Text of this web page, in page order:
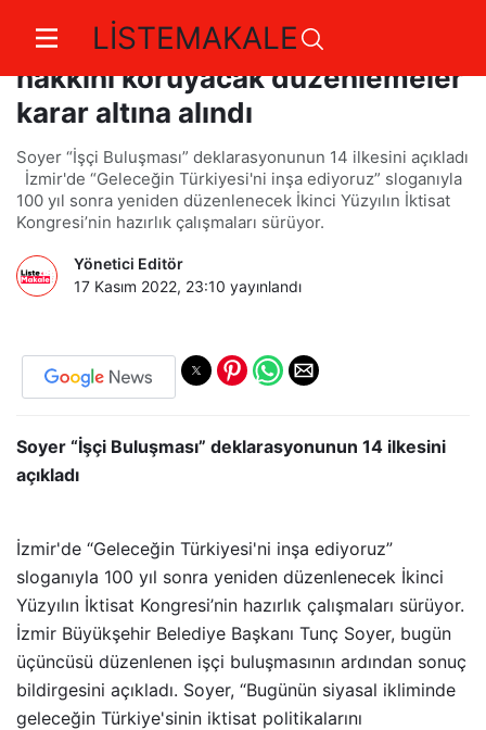
LİSTEMAKALE
Tunç Soyer: Emeğin, işçinin
hakkını koruyacak düzenlemeler
karar altına alındı
Soyer “İşçi Buluşması” deklarasyonunun 14 ilkesini açıkladı
İzmir'de “Geleceğin Türkiyesi'ni inşa ediyoruz” sloganıyla
100 yıl sonra yeniden düzenlenecek İkinci Yüzyılın İktisat
Kongresi’nin hazırlık çalışmaları sürüyor.
Yönetici Editör
17 Kasım 2022, 23:10 yayınlandı
Soyer “İşçi Buluşması” deklarasyonunun 14 ilkesini
açıkladı
İzmir'de “Geleceğin Türkiyesi'ni inşa ediyoruz”
sloganıyla 100 yıl sonra yeniden düzenlenecek İkinci
Yüzyılın İktisat Kongresi’nin hazırlık çalışmaları sürüyor.
İzmir Büyükşehir Belediye Başkanı Tunç Soyer, bugün
üçüncüsü düzenlenen işçi buluşmasının ardından sonuç
bildirgesini açıkladı. Soyer, “Bugünün siyasal ikliminde
geleceğin Türkiye'sinin iktisat politikalarını